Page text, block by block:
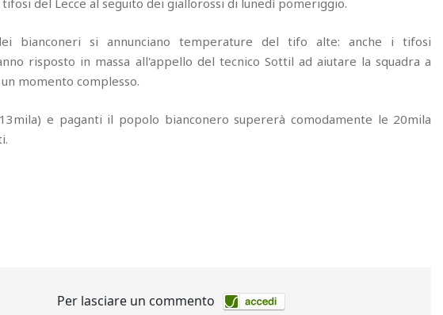
del Lecce al seguito dei giallorossi di lunedì pomeriggio.
bianconeri si annunciano temperature del tifo alte: anche i tifosi
risposto in massa all'appello del tecnico Sottil ad aiutare la squadra a
momento complesso.
e paganti il popolo bianconero supererà comodamente le 20mila